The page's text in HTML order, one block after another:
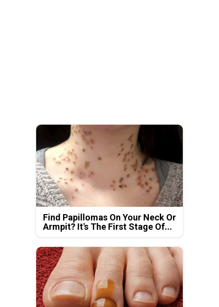
Find Papillomas On Your Neck Or
Armpit? It's The First Stage Of...